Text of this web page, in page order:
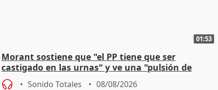
01:53
Morant sostiene que "el PP tiene que ser
castigado en las urnas" y ve una "pulsión de
cambio"
Sonido Totales 08/08/2026